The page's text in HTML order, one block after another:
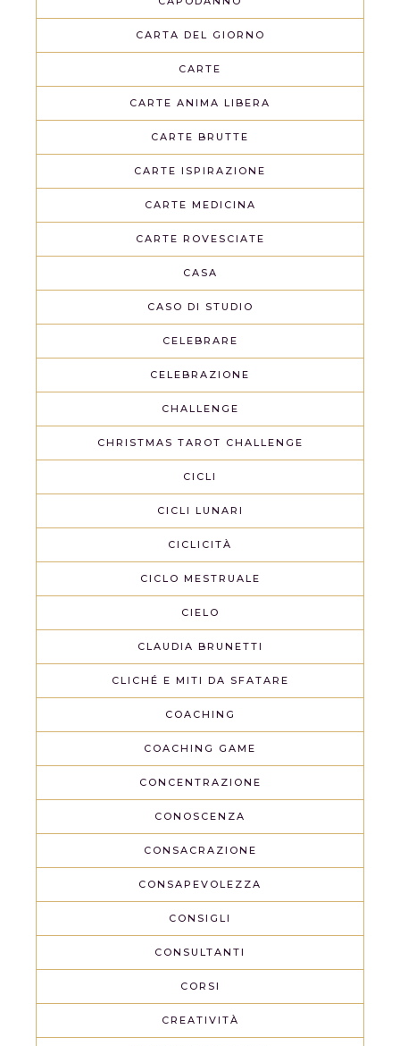
CARTA DEL GIORNO
CARTE
CARTE ANIMA LIBERA
CARTE BRUTTE
CARTE ISPIRAZIONE
CARTE MEDICINA
CARTE ROVESCIATE
CASA
CASO DI STUDIO
CELEBRARE
CELEBRAZIONE
CHALLENGE
CHRISTMAS TAROT CHALLENGE
CICLI
CICLI LUNARI
CICLICITÀ
CICLO MESTRUALE
CIELO
CLAUDIA BRUNETTI
CLICHÉ E MITI DA SFATARE
COACHING
COACHING GAME
CONCENTRAZIONE
CONOSCENZA
CONSACRAZIONE
CONSAPEVOLEZZA
CONSIGLI
CONSULTANTI
CORSI
CREATIVITÀ